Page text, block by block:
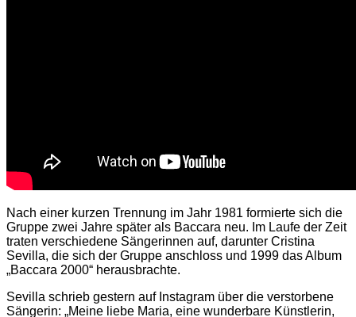
Nach einer kurzen Trennung im Jahr 1981 formierte sich die
Gruppe zwei Jahre später als Baccara neu. Im Laufe der Zeit
traten verschiedene Sängerinnen auf, darunter Cristina
Sevilla, die sich der Gruppe anschloss und 1999 das Album
„Baccara 2000“ herausbrachte.
Sevilla schrieb gestern auf Instagram über die verstorbene
Sängerin: „Meine liebe Maria, eine wunderbare Künstlerin,